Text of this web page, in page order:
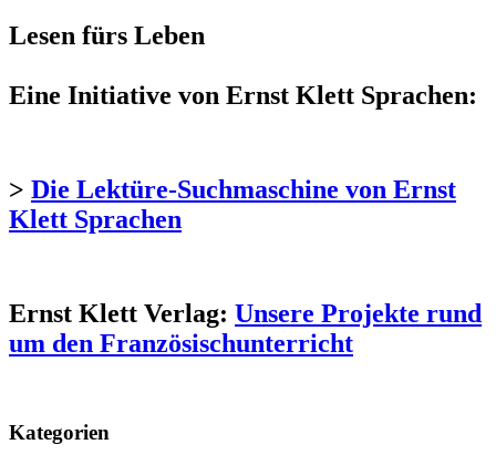
Lesen fürs Leben
Eine Initiative von Ernst Klett Sprachen:
> Die Lektüre-Suchmaschine von Ernst
Klett Sprachen
Ernst Klett Verlag: Unsere Projekte rund
um den Französischunterricht
Kategorien